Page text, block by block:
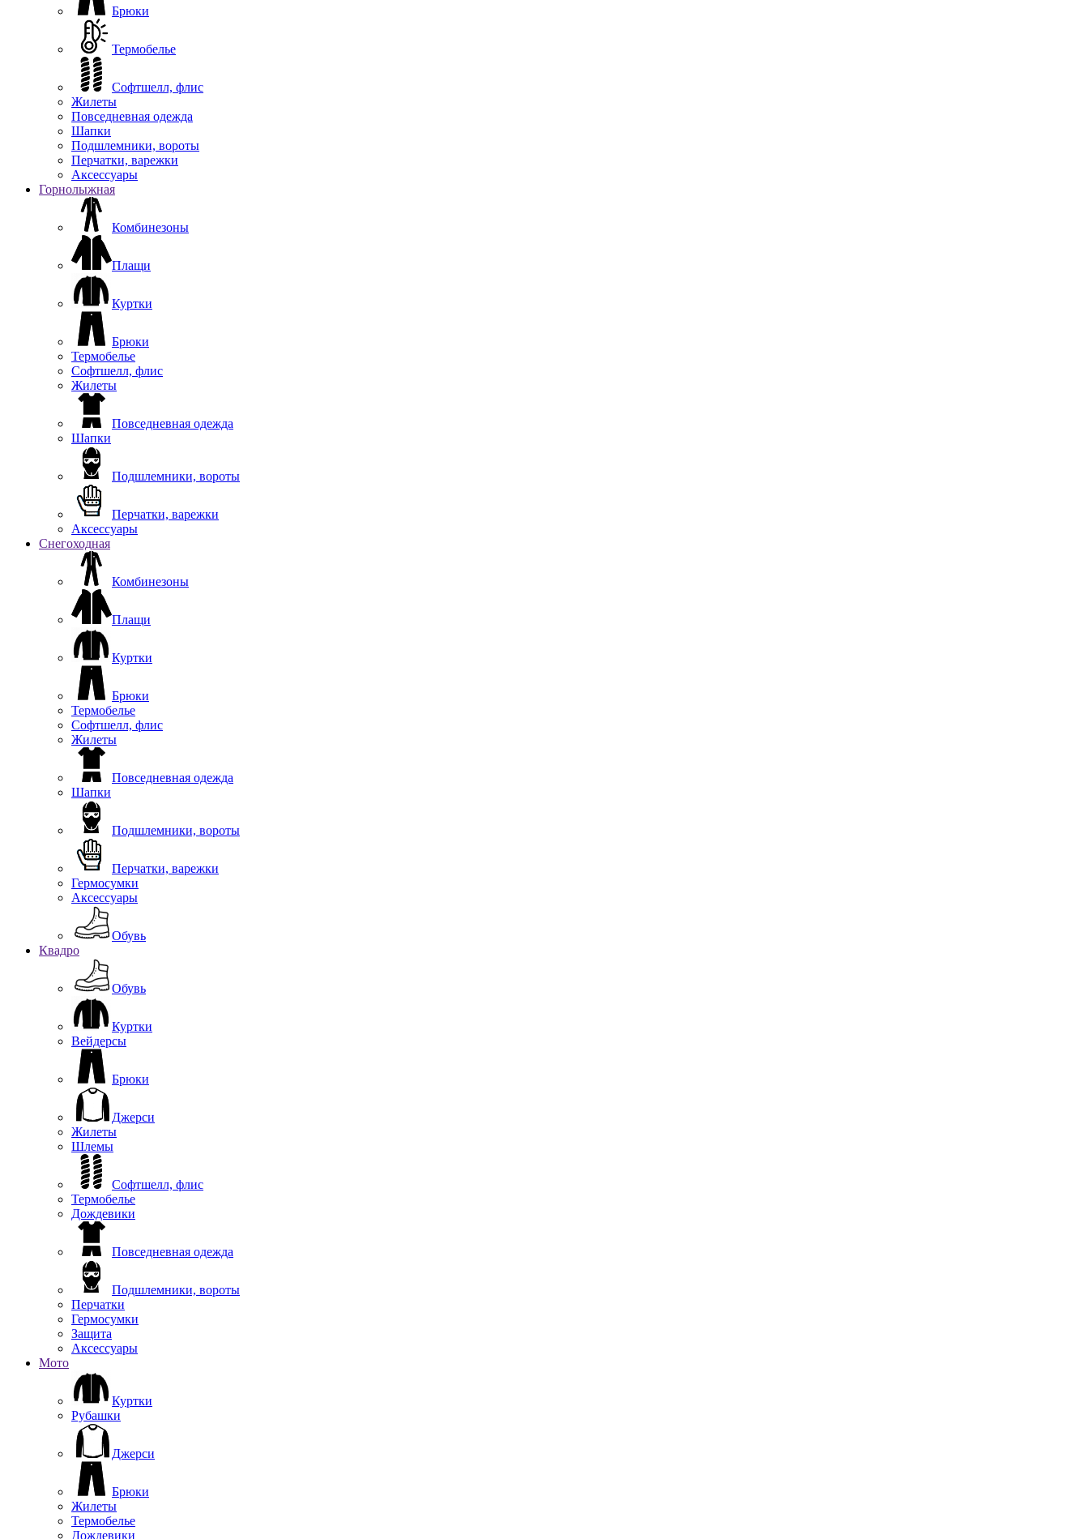
Брюки
Термобелье
Софтшелл, флис
Жилеты
Повседневная одежда
Шапки
Подшлемники, вороты
Перчатки, варежки
Аксессуары
Горнолыжная
Комбинезоны
Плащи
Куртки
Брюки
Термобелье
Софтшелл, флис
Жилеты
Повседневная одежда
Шапки
Подшлемники, вороты
Перчатки, варежки
Аксессуары
Снегоходная
Комбинезоны
Плащи
Куртки
Брюки
Термобелье
Софтшелл, флис
Жилеты
Повседневная одежда
Шапки
Подшлемники, вороты
Перчатки, варежки
Гермосумки
Аксессуары
Обувь
Квадро
Обувь
Куртки
Вейдерсы
Брюки
Джерси
Жилеты
Шлемы
Софтшелл, флис
Термобелье
Дождевики
Повседневная одежда
Подшлемники, вороты
Перчатки
Гермосумки
Защита
Аксессуары
Мото
Куртки
Рубашки
Джерси
Брюки
Жилеты
Термобелье
Дождевики